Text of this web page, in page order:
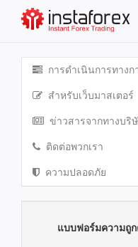
การดำเนินการทางก
สำหรับเว็บมาสเตอร์
ข่าวสารจากทางบริ
ติดต่อพวกเรา
ความปลอดภัย
แบบฟอร์มความถู